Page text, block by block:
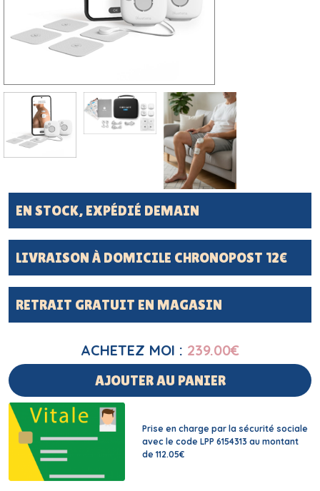
EN STOCK, EXPÉDIÉ DEMAIN
LIVRAISON À DOMICILE CHRONOPOST 12€
RETRAIT GRATUIT EN MAGASIN
ACHETEZ MOI : 239.00€
AJOUTER AU PANIER
Prise en charge par la sécurité sociale
avec le code LPP 6154313 au montant
de 112.05€